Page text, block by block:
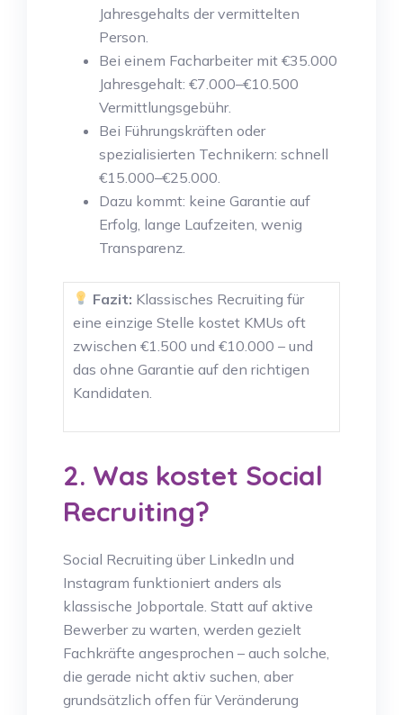
Jahresgehalts der vermittelten
Person.
Bei einem Facharbeiter mit €35.000
Jahresgehalt: €7.000–€10.500
Vermittlungsgebühr.
Bei Führungskräften oder
spezialisierten Technikern: schnell
€15.000–€25.000.
Dazu kommt: keine Garantie auf
Erfolg, lange Laufzeiten, wenig
Transparenz.
Fazit: Klassisches Recruiting für
eine einzige Stelle kostet KMUs oft
zwischen €1.500 und €10.000 – und
das ohne Garantie auf den richtigen
Kandidaten.
2. Was kostet Social
Recruiting?
Social Recruiting über LinkedIn und
Instagram funktioniert anders als
klassische Jobportale. Statt auf aktive
Bewerber zu warten, werden gezielt
Fachkräfte angesprochen – auch solche,
die gerade nicht aktiv suchen, aber
grundsätzlich offen für Veränderung